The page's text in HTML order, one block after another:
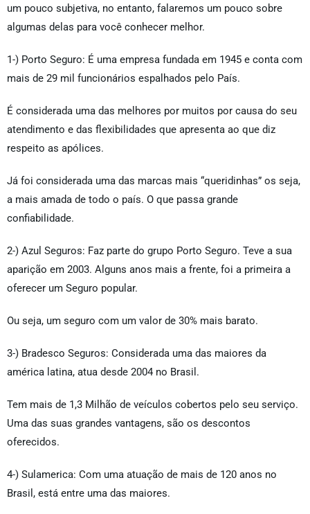
um pouco subjetiva, no entanto, falaremos um pouco sobre
algumas delas para você conhecer melhor.
1-) Porto Seguro: É uma empresa fundada em 1945 e conta com
mais de 29 mil funcionários espalhados pelo País.
É considerada uma das melhores por muitos por causa do seu
atendimento e das flexibilidades que apresenta ao que diz
respeito as apólices.
Já foi considerada uma das marcas mais “queridinhas” os seja,
a mais amada de todo o país. O que passa grande
confiabilidade.
2-) Azul Seguros: Faz parte do grupo Porto Seguro. Teve a sua
aparição em 2003. Alguns anos mais a frente, foi a primeira a
oferecer um Seguro popular.
Ou seja, um seguro com um valor de 30% mais barato.
3-) Bradesco Seguros: Considerada uma das maiores da
américa latina, atua desde 2004 no Brasil.
Tem mais de 1,3 Milhão de veículos cobertos pelo seu serviço.
Uma das suas grandes vantagens, são os descontos
oferecidos.
4-) Sulamerica: Com uma atuação de mais de 120 anos no
Brasil, está entre uma das maiores.